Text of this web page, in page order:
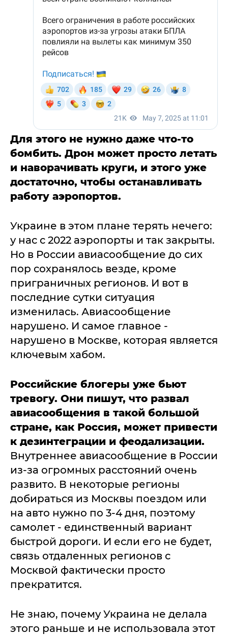
Для этого не нужно даже что-то
бомбить. Дрон может просто летать
и наворачивать круги, и этого уже
достаточно, чтобы останавливать
работу аэропортов.
Украине в этом плане терять нечего:
у нас с 2022 аэропорты и так закрыты.
Но в России авиасообщение до сих
пор сохранялось везде, кроме
приграничных регионов. И вот в
последние сутки ситуация
изменилась. Авиасообщение
нарушено. И самое главное -
нарушено в Москве, которая является
ключевым хабом.
Российские блогеры уже бьют
тревогу. Они пишут, что развал
авиасообщения в такой большой
стране, как Россия, может привести
к дезинтеграции и феодализации.
Внутреннее авиасообщение в России
из-за огромных расстояний очень
развито. В некоторые регионы
добираться из Москвы поездом или
на авто нужно по 3-4 дня, поэтому
самолет - единственный вариант
быстрой дороги. И если его не будет,
связь отдаленных регионов с
Москвой фактически просто
прекратится.
Не знаю, почему Украина не делала
этого раньше и не использовала этот